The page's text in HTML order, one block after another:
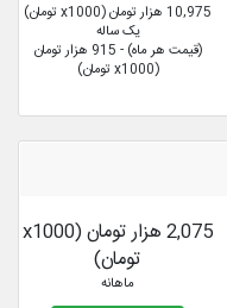
10,975 هزار تومان (x1000 تومان)
یک ساله
(قیمت هر ماه) - 915 هزار تومان
(x1000 تومان)
2,075 هزار تومان (x1000
تومان)
ماهانه